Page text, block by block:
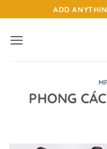
qua
nội
ADD
PHONG